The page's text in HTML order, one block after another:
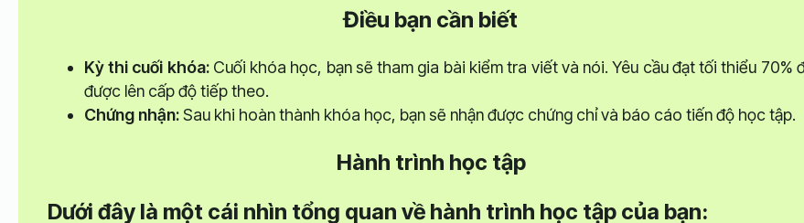
Điều bạn cần biết
Kỳ thi cuối khóa:Cuối khóa học, bạn sẽ tham gia bài kiểm tra viết và nói. Yêu cầu đạt tối thiểu 70%
được lên cấp độ tiếp theo.
Chứng nhận:Sau khi hoàn thành khóa học, bạn sẽ nhận được chứng chỉ và báo cáo tiến độ học tập.
Hành trình học tập
Dưới đây là một cái nhìn tổng quan về hành trình học tập của bạn: